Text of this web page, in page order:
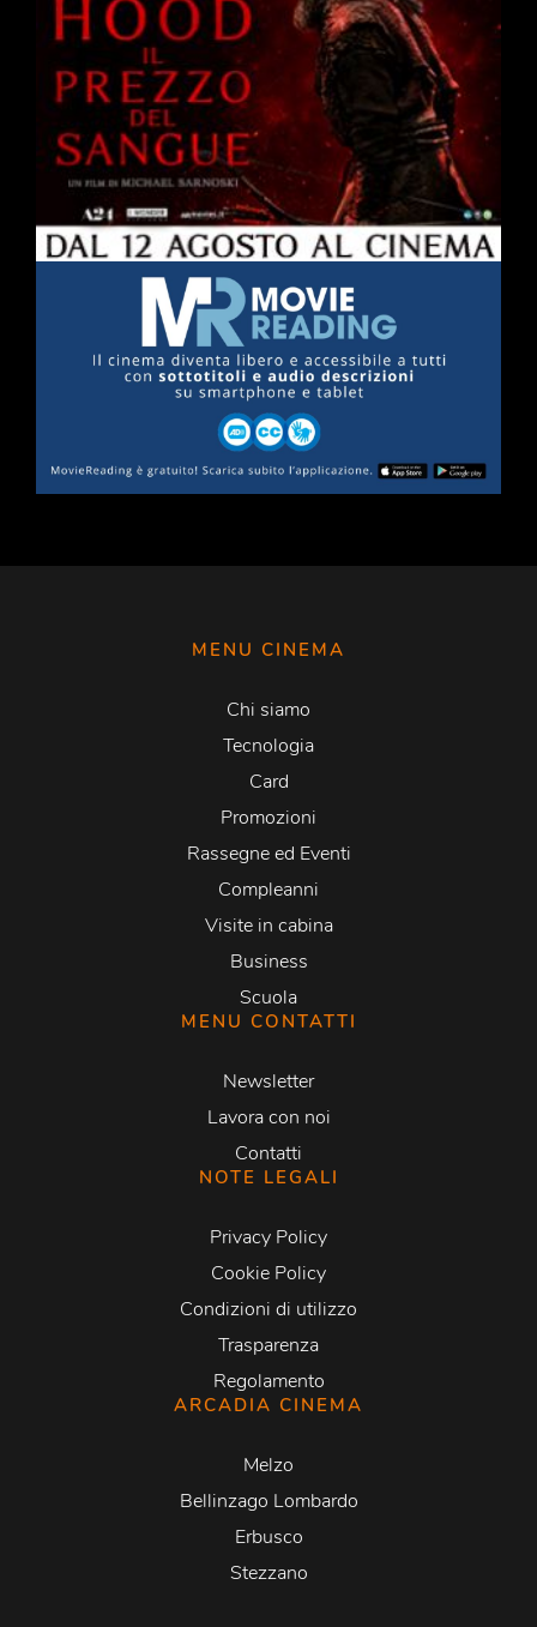
MENU CINEMA
Chi siamo
Tecnologia
Card
Promozioni
Rassegne ed Eventi
Compleanni
Visite in cabina
Business
Scuola
MENU CONTATTI
Newsletter
Lavora con noi
Contatti
NOTE LEGALI
Privacy Policy
Cookie Policy
Condizioni di utilizzo
Trasparenza
Regolamento
ARCADIA CINEMA
Melzo
Bellinzago Lombardo
Erbusco
Stezzano